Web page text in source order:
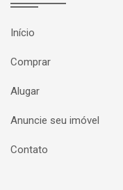
Início
Comprar
Alugar
Anuncie seu imóvel
Contato